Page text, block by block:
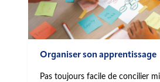
Organiser son apprentissage
Pas toujours facile de concilier